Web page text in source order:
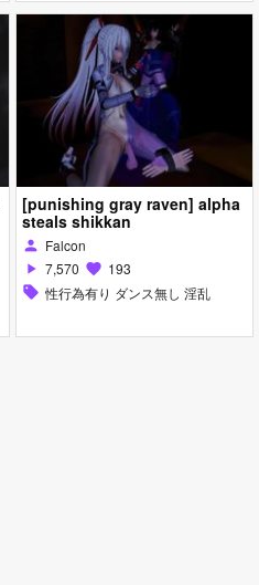
[punishing gray raven] alpha
steals shikkan
person Falcon
play_arrow 7,570 favorite 193
sell 性行為有り ダンス無し 淫乱